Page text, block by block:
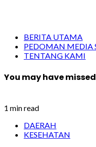
BERITA UTAMA
PEDOMAN MEDIA
TENTANG KAMI
You may have missed
1 min read
DAERAH
KESEHATAN